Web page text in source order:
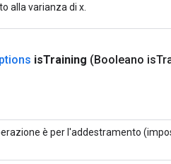
alla varianza di x.
isTraining (Booleano is
è per l'addestramento